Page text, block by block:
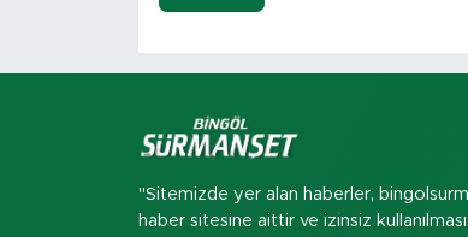
"Sitemizde yer alan haberler,
haber sitesine aittir ve izinsiz